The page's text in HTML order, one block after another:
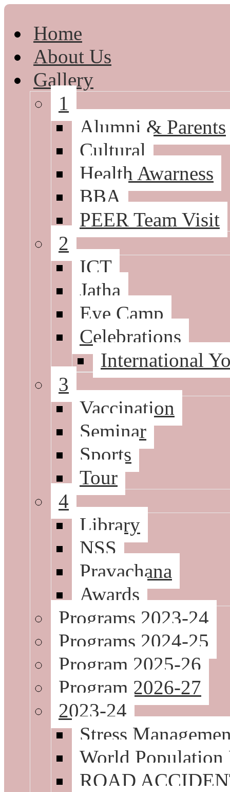
Home
About Us
Gallery
1
Alumni & Parents
Cultural
Health Awarness
BBA
PEER Team Visit
2
ICT
Jatha
Eye Camp
Celebrations
International
3
Vaccination
Seminar
Sports
Tour
4
Library
NSS
Pravachana
Awards
Programs 2023-24
Programs 2024-25
Program 2025-26
Program 2026-27
2023-24
Stress
World Population
ROAD